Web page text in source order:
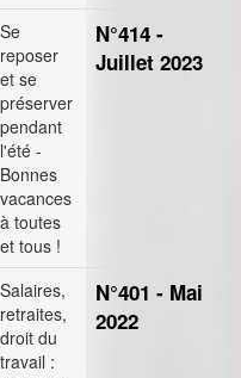
Se
reposer
et se
préserver
pendant
l'été -
Bonnes
vacances
à toutes
et tous !
N°414 -
Juillet 2023
Salaires,
retraites,
droit du
travail :
N°401 - Mai
2022